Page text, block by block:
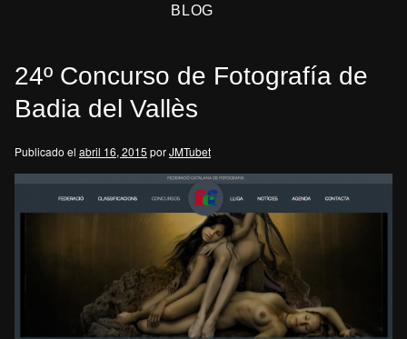
BLOG
24º Concurso de Fotografía de
Badia del Vallès
Publicado el abril 16, 2015 porJMTubet